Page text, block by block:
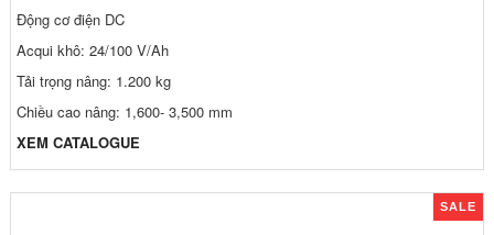
Động cơ điện DC
Acqui khô: 24/100 V/Ah
Tải trọng nâng: 1.200 kg
Chiều cao nâng: 1,600- 3,500 mm
XEM CATALOGUE
SALE